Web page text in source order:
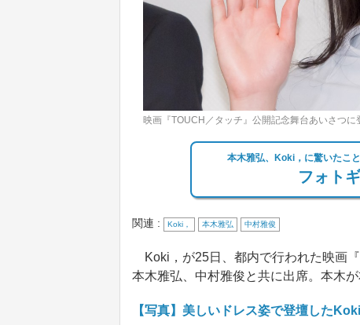
映画『TOUCH／タッチ』公開記念舞台あいさつ
本木雅弘、Koki，に驚いたこ
フォト
関連 : Koki， 本木雅弘 中村雅俊
Koki，が25日、都内で行われた映画
本木雅弘、中村雅俊と共に出席。本木
【写真】美しいドレス姿で登壇したKoki